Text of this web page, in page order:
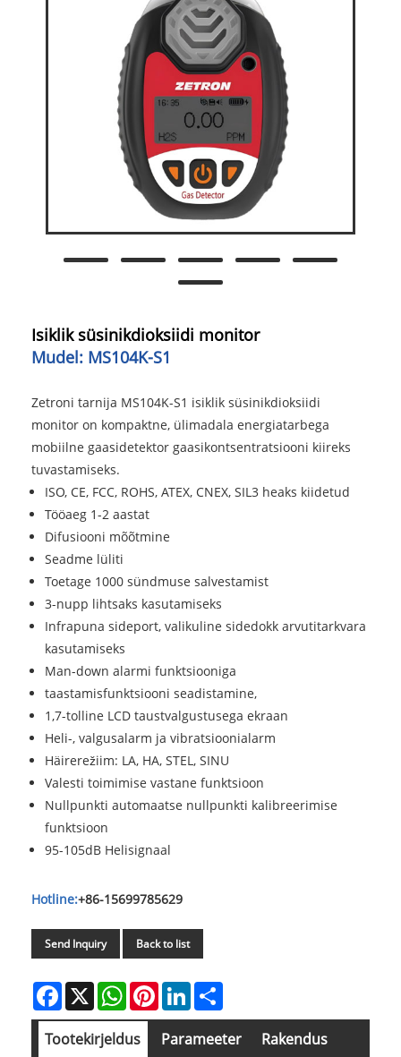
Isiklik süsinikdioksiidi monitor
Mudel: MS104K-S1
Zetroni tarnija MS104K-S1 isiklik süsinikdioksiidi
monitor on kompaktne, ülimadala energiatarbega
mobiilne gaasidetektor gaasikontsentratsiooni kiireks
tuvastamiseks.
ISO, CE, FCC, ROHS, ATEX, CNEX, SIL3 heaks kiidetud
Tööaeg 1-2 aastat
Difusiooni mõõtmine
Seadme lüliti
Toetage 1000 sündmuse salvestamist
3-nupp lihtsaks kasutamiseks
Infrapuna sideport, valikuline sidedokk arvutitarkvara
kasutamiseks
Man-down alarmi funktsiooniga
taastamisfunktsiooni seadistamine,
1,7-tolline LCD taustvalgustusega ekraan
Heli-, valgusalarm ja vibratsioonialarm
Häirerežiim: LA, HA, STEL, SINU
Valesti toimimise vastane funktsioon
Nullpunkti automaatse nullpunkti kalibreerimise
funktsioon
95-105dB Helisignaal
Hotline:+86-15699785629
Send Inquiry Back to list
Facebook
X WhatsAppPinterestLinkedIn
Tootekirjeldus Parameeter
Rakendus